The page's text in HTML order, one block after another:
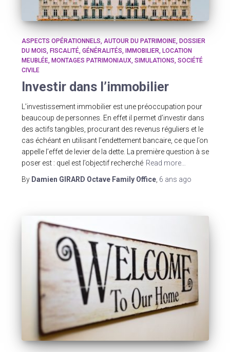
ASPECTS OPÉRATIONNELS AUTOUR DU PATRIMOINE
DOSSIER
DU MOIS
FISCALITÉ GÉNÉRALITÉS IMMOBILIER
LOCATION
MEUBLÉE
MONTAGES PATRIMONIAUX SIMULATIONS SOCIÉTÉ
CIVILE
Investir dans l’immobilier
L’investissement immobilier est une préoccupation pour
beaucoup de personnes. En effet il permet d’investir dans
des actifs tangibles, procurant des revenus réguliers et le
cas échéant en utilisant l’endettement bancaire, ce que l’on
appelle l’effet de levier de la dette. La première question à se
poser est : quel est l’objectif recherché Read more…
By Damien GIRARD Octave Family Office, 6 ans ago